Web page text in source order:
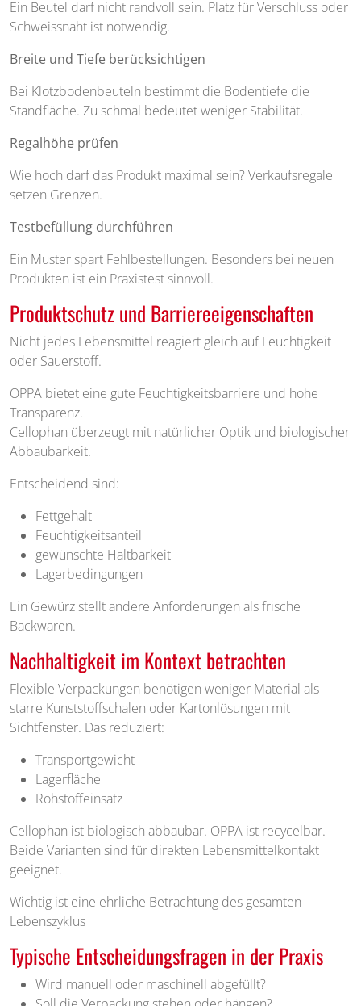
Ein Beutel darf nicht randvoll sein. Platz für Verschluss oder
Schweissnaht ist notwendig.
Breite und Tiefe berücksichtigen
Bei Klotzbodenbeuteln bestimmt die Bodentiefe die
Standfläche. Zu schmal bedeutet weniger Stabilität.
Regalhöhe prüfen
Wie hoch darf das Produkt maximal sein? Verkaufsregale
setzen Grenzen.
Testbefüllung durchführen
Ein Muster spart Fehlbestellungen. Besonders bei neuen
Produkten ist ein Praxistest sinnvoll.
Produktschutz und Barriereeigenschaften
Nicht jedes Lebensmittel reagiert gleich auf Feuchtigkeit
oder Sauerstoff.
OPPA bietet eine gute Feuchtigkeitsbarriere und hohe
Transparenz.
Cellophan überzeugt mit natürlicher Optik und biologischer
Abbaubarkeit.
Entscheidend sind:
Fettgehalt
Feuchtigkeitsanteil
gewünschte Haltbarkeit
Lagerbedingungen
Ein Gewürz stellt andere Anforderungen als frische
Backwaren.
Nachhaltigkeit im Kontext betrachten
Flexible Verpackungen benötigen weniger Material als
starre Kunststoffschalen oder Kartonlösungen mit
Sichtfenster. Das reduziert:
Transportgewicht
Lagerfläche
Rohstoffeinsatz
Cellophan ist biologisch abbaubar. OPPA ist recycelbar.
Beide Varianten sind für direkten Lebensmittelkontakt
geeignet.
Wichtig ist eine ehrliche Betrachtung des gesamten
Lebenszyklus
Typische Entscheidungsfragen in der Praxis
Wird manuell oder maschinell abgefüllt?